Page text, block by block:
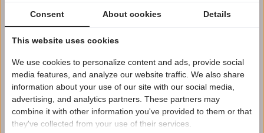
Vergelijk
Productomschrijving
Specificaties
Nu 15% korting
15korting
Consent About cookies Details
This website uses cookies
We use cookies to personalize content and ads, provide social
media features, and analyze our website traffic. We also share
information about your use of our site with our social media,
advertising, and analytics partners. These partners may
combine it with other information you've provided to them or that
they've collected from your use of their services.